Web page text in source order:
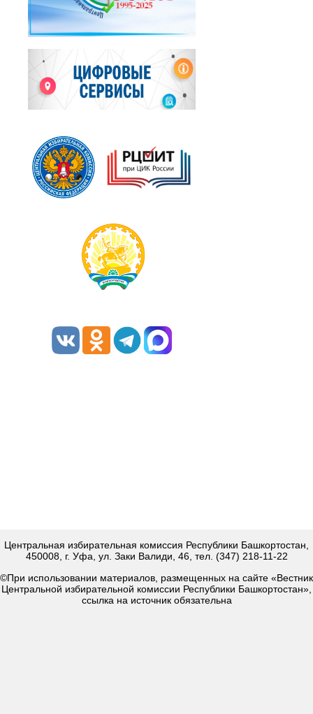
Центральная избирательная комиссия Республики Башкортостан,
450008, г. Уфа, ул. Заки Валиди, 46, тел. (347) 218-11-22
©При использовании материалов, размещенных на сайте «Вестник
Центральной избирательной комиссии Республики Башкортостан»,
ссылка на источник обязательна